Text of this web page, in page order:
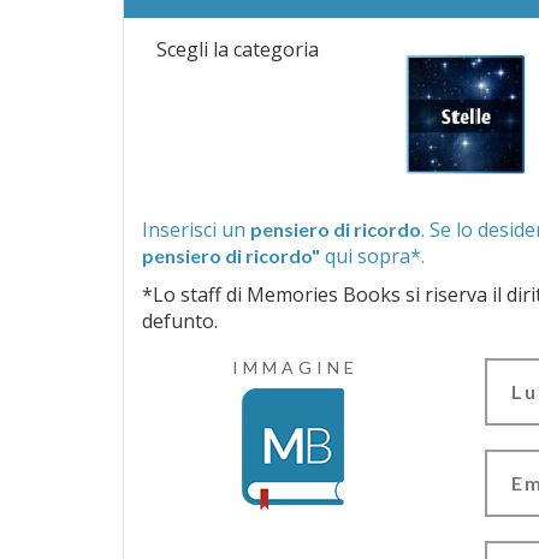
Scegli la categoria
Inserisci un pensiero di ricordo
pensiero di ricordo" qui sopra*.
*Lo staff di Memories Books si riserva il diritto di
defunto.
IMMAGINE